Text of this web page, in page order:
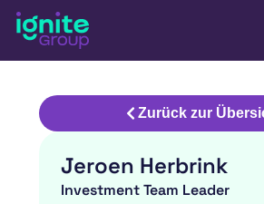
Zurück zur
Jeroen Herbrink
Investment Team Leader